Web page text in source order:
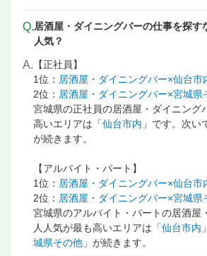
Q.居酒屋・ダイニングバーの仕事を探す
人気？
A. 【正社員】
1位： 居酒屋・ダイニングバー×仙台市
2位： 居酒屋・ダイニングバー×宮城県
宮城県の正社員の居酒屋・ダイニング
高いエリアは「仙台市内 」です。次い
が続きます。
【アルバイト・パート】
1位： 居酒屋・ダイニングバー×仙台市
2位： 居酒屋・ダイニングバー×宮城県
宮城県のアルバイト・パートの居酒屋
人人気が最も高いエリアは「仙台市内
城県その他 」が続きます。